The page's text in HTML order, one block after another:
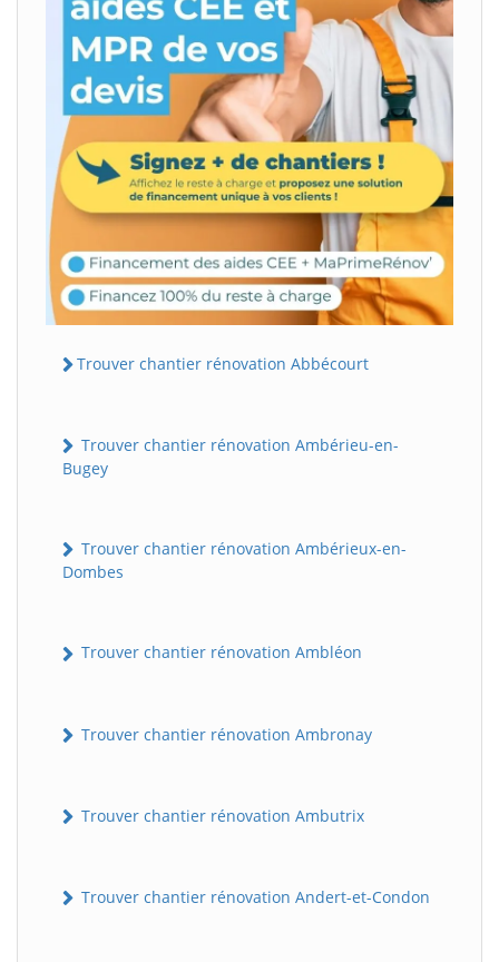
Trouver chantier rénovation Abbécourt
Trouver chantier rénovation Ambérieu-en-
Bugey
Trouver chantier rénovation Ambérieux-en-
Dombes
Trouver chantier rénovation Ambléon
Trouver chantier rénovation Ambronay
Trouver chantier rénovation Ambutrix
Trouver chantier rénovation Andert-et-Condon